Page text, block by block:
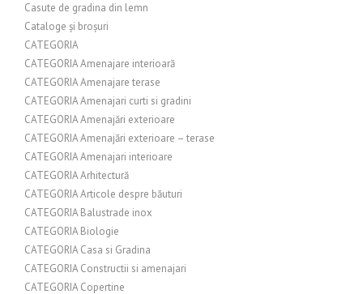
Casute de gradina din lemn
Cataloge și broșuri
CATEGORIA
CATEGORIA Amenajare interioară
CATEGORIA Amenajare terase
CATEGORIA Amenajari curti si gradini
CATEGORIA Amenajări exterioare
CATEGORIA Amenajări exterioare – terase
CATEGORIA Amenajari interioare
CATEGORIA Arhitectură
CATEGORIA Articole despre băuturi
CATEGORIA Balustrade inox
CATEGORIA Biologie
CATEGORIA Casa si Gradina
CATEGORIA Constructii si amenajari
CATEGORIA Copertine